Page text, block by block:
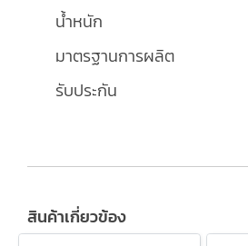
น้ำหนัก
มาตรฐานการผลิต
รับประกัน
สินค้าเกี่ยวข้อง